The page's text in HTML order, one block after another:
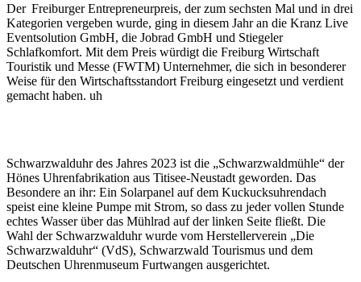
Der Freiburger Entrepreneurpreis, der zum sechsten Mal und in drei
Kategorien vergeben wurde, ging in diesem Jahr an die Kranz Live
Eventsolution GmbH, die Jobrad GmbH und Stiegeler
Schlafkomfort. Mit dem Preis würdigt die Freiburg Wirtschaft
Touristik und Messe (FWTM) Unternehmer, die sich in besonderer
Weise für den Wirtschaftsstandort Freiburg eingesetzt und verdient
gemacht haben. uh
Schwarzwalduhr des Jahres 2023 ist die „Schwarzwaldmühle“ der
Hönes Uhrenfabrikation aus Titisee-Neustadt geworden. Das
Besondere an ihr: Ein Solarpanel auf dem Kuckucksuhrendach
speist eine kleine Pumpe mit Strom, so dass zu jeder vollen Stunde
echtes Wasser über das Mühlrad auf der linken Seite fließt. Die
Wahl der Schwarzwalduhr wurde vom Herstellerverein „Die
Schwarzwalduhr“ (VdS), Schwarzwald Tourismus und dem
Deutschen Uhrenmuseum Furtwangen ausgerichtet.